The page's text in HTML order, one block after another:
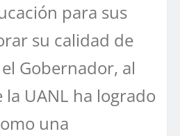
para sus
su calidad de
Gobernador, al
UANL ha logrado
una